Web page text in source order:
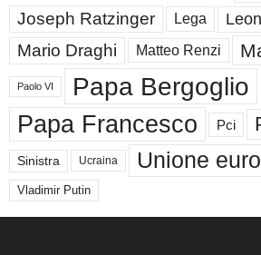
Joseph Ratzinger Lega
Mario Draghi Matteo Renzi
Paolo VI Papa Bergoglio
Papa Francesco Pci
Sinistra Ucraina Unione
Vladimir Putin